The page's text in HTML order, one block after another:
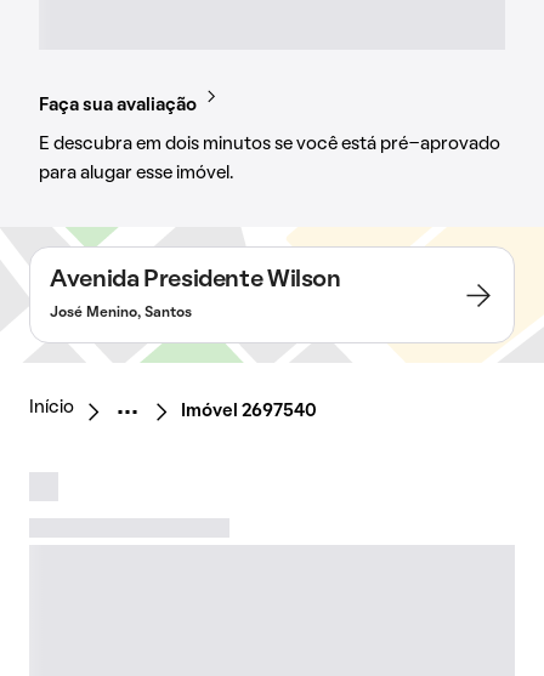
Faça sua avaliação
E descubra em dois minutos se você está pré-aprovado
para alugar esse imóvel.
Avenida Presidente Wilson
José Menino, Santos
Início Imóvel 2697540